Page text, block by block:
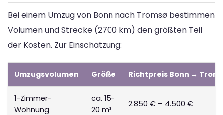
Bei einem Umzug von Bonn nach Tromsø bestimmen
Volumen und Strecke (2700 km) den größten Teil
der Kosten. Zur Einschätzung:
Umzugsvolumen Größe Richtpreis Bonn →
1-Zimmer-
Wohnung
ca. 15-
20 m³
2.850 € – 4.500 €